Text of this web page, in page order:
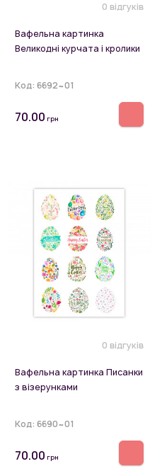
0 відгуків
Вафельна картинка
Великодні курчата і кролики
Код: 6692~01
70.00 грн
0 відгуків
Вафельна картинка Писанки
з візерунками
Код: 6690~01
70.00 грн